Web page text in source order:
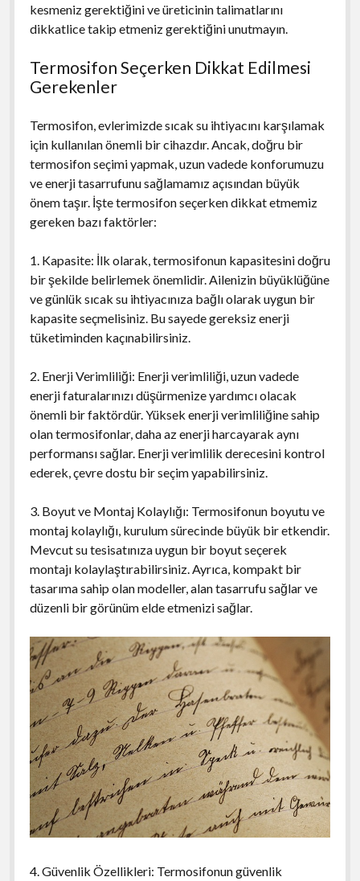
kesmeniz gerektiğini ve üreticinin talimatlarını
dikkatlice takip etmeniz gerektiğini unutmayın.
Termosifon Seçerken Dikkat Edilmesi
Gerekenler
Termosifon, evlerimizde sıcak su ihtiyacını karşılamak
için kullanılan önemli bir cihazdır. Ancak, doğru bir
termosifon seçimi yapmak, uzun vadede konforumuzu
ve enerji tasarrufunu sağlamamız açısından büyük
önem taşır. İşte termosifon seçerken dikkat etmemiz
gereken bazı faktörler:
1. Kapasite: İlk olarak, termosifonun kapasitesini doğru
bir şekilde belirlemek önemlidir. Ailenizin büyüklüğüne
ve günlük sıcak su ihtiyacınıza bağlı olarak uygun bir
kapasite seçmelisiniz. Bu sayede gereksiz enerji
tüketiminden kaçınabilirsiniz.
2. Enerji Verimliliği: Enerji verimliliği, uzun vadede
enerji faturalarınızı düşürmenize yardımcı olacak
önemli bir faktördür. Yüksek enerji verimliliğine sahip
olan termosifonlar, daha az enerji harcayarak aynı
performansı sağlar. Enerji verimlilik derecesini kontrol
ederek, çevre dostu bir seçim yapabilirsiniz.
3. Boyut ve Montaj Kolaylığı: Termosifonun boyutu ve
montaj kolaylığı, kurulum sürecinde büyük bir etkendir.
Mevcut su tesisatınıza uygun bir boyut seçerek
montajı kolaylaştırabilirsiniz. Ayrıca, kompakt bir
tasarıma sahip olan modeller, alan tasarrufu sağlar ve
düzenli bir görünüm elde etmenizi sağlar.
4. Güvenlik Özellikleri: Termosifonun güvenlik